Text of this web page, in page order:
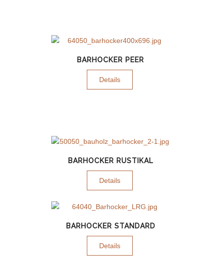
BARHOCKER PEER
Details
BARHOCKER RUSTIKAL
Details
BARHOCKER STANDARD
Details